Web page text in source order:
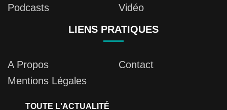
Podcasts
Vidéo
LIENS PRATIQUES
A Propos
Contact
Mentions Légales
TOUTE L'ACTUALITÉ